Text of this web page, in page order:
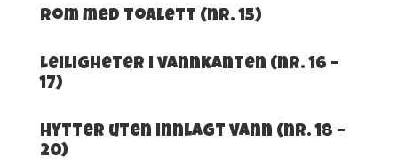
Rom med toalett (nr. 15)
Leiligheter i vannkanten (nr. 16 –
17)
Hytter uten innlagt vann (nr. 18 –
20)